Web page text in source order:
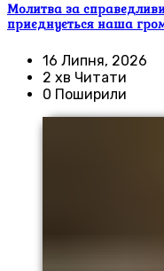
Молитва за
приєднується наша
16 Липня, 2026
2 хв Читати
0 Поширили